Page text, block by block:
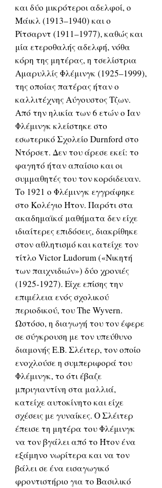
και δύο μικρότεροι αδελφοί, ο
Μάικλ (1913–1940) και ο
Ρίτσαρντ (1911–1977), καθώς και
μία ετεροθαλής αδελφή, νόθα
κόρη της μητέρας, η τσελίστρια
Αμαρυλλίς Φλέμινγκ (1925–1999),
της οποίας πατέρας ήταν ο
καλλιτέχνης Αύγουστος Τζων.
Από την ηλικία των 6 ετών ο Ίαν
Φλέμινγκ κλείστηκε στο
εσωτερικό Σχολείο Durnford στο
Ντόρσετ. Δεν του άρεσε εκεί: το
φαγητό ήταν απαίσιο και οι
συμμαθητές του τον κορόιδευαν.
Το 1921 ο Φλέμινγκ εγγράφηκε
στο Κολέγιο Ήτον. Παρότι στα
ακαδημαϊκά μαθήματα δεν είχε
ιδιαίτερες επιδόσεις, διακρίθηκε
στον αθλητισμό και κατείχε τον
τίτλο Victor Ludorum («Νικητή
των παιχνιδιών») δύο χρονιές
(1925-1927). Είχε επίσης την
επιμέλεια ενός σχολικού
περιοδικού, του The Wyvern.
Ωστόσο, η διαγωγή του τον έφερε
σε σύγκρουση με τον υπεύθυνο
διαμονής E.Β. Σλέιτερ, τον οποίο
ενοχλούσε η συμπεριφορά του
Φλέμινγκ, το ότι έβαζε
μπριγιαντίνη στα μαλλιά,
κατείχε αυτοκίνητο και είχε
σχέσεις με γυναίκες. Ο Σλέιτερ
έπεισε τη μητέρα του Φλέμινγκ
να τον βγάλει από το Ήτον ένα
εξάμηνο νωρίτερα και να τον
βάλει σε ένα εισαγωγικό
φροντιστήριο για το Βασιλικό